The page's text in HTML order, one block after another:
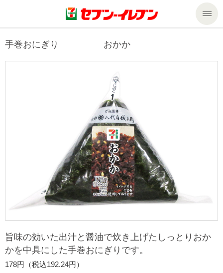
商品のご案内
商品カテゴリ一覧
セブンプレミアム
食の安全・安心への取組み
ギフト
プリペイドカード・金券
マルチコピー機でできること
マルチコピー機でできることトップ
コピー
プリント
便利なサービス
宅配便
切手・はがき・印紙
チケットサービス
セブンチケット
セブン‐イレブンでお受取り
ニュースリリース
ごあいさつ
企業理念
会社概要
私たちの取組み
サステナビリティ
セブン＆アイ・ホールディングスの重点課題
サステナビリティ活動基本方針
加盟店オーナー募集 物件募集・購入
手巻おにぎり おかか
旨味の効いた出汁と醤油で炊き上げたしっとりおか
かを中具にした手巻おにぎりです。
178円（税込192.24円）